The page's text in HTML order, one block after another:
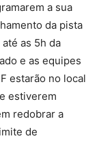
a sua
da pista
as 5h da
e as equipes
estarão no local
estiverem
redobrar a
de